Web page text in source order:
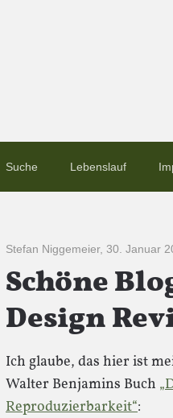
Suche Lebenslauf
Stefan Niggemeier, 30. Januar
Schöne
Design
Ich glaube, das hier ist
Walter Benjamins Buch
Reproduzierbarkeit“: